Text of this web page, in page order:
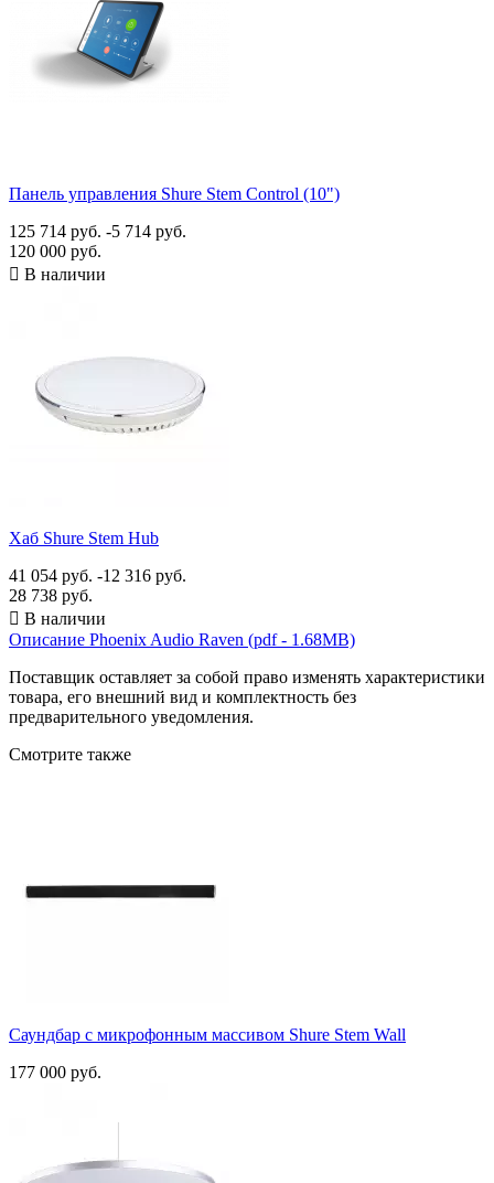
Панель управления Shure Stem Control (10")
125 714 руб. -5 714 руб.
120 000 руб.
 В наличии
Хаб Shure Stem Hub
41 054 руб. -12 316 руб.
28 738 руб.
 В наличии
Описание Phoenix Audio Raven (pdf - 1.68MB)
Поставщик оставляет за собой право изменять характеристики
товара, его внешний вид и комплектность без
предварительного уведомления.
Смотрите также
Саундбар с микрофонным массивом Shure Stem Wall
177 000 руб.